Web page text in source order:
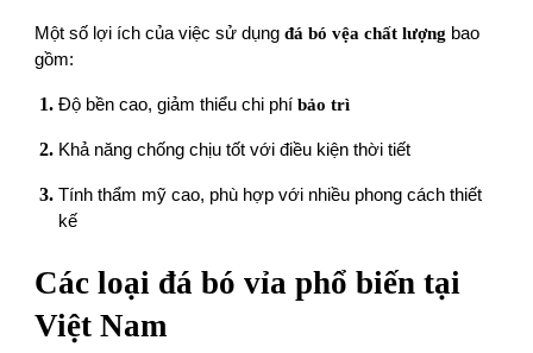
Một số lợi ích của việc sử dụngđá bó vệa chất lượng bao
gồm:
Độ bền cao, giảm thiểu chi phíbảo trì
Khả năng chống chịu tốt với điều kiện thời tiết
Tính thẩm mỹ cao, phù hợp với nhiều phong cách thiết
kế
Các loại đá bó vỉa phổ biến tại
Việt Nam